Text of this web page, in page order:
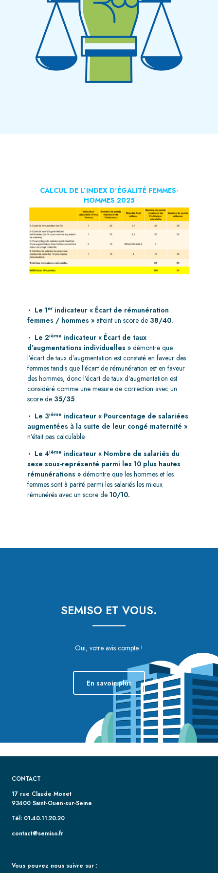
CALCUL DE L’INDEX D’ÉGALITÉ FEMMES-
HOMMES 2025
Le 1erindicateur « Écart de rémunération
femmes / hommes » atteint un score de 38/40.
Le 2ièmeindicateur « Écart de taux
d’augmentations individuelles » démontre que
l’écart de taux d’augmentation est constaté en faveur des
femmes tandis que l’écart de rémunération est en faveur
des hommes, donc l’écart de taux d’augmentation est
considéré comme une mesure de correction avec un
score de 35/35.
Le 3ièmeindicateur « Pourcentage de salariées
augmentées à la suite de leur congé maternité »
n’était pas calculable.
Le 4ièmeindicateur « Nombre de salariés du
sexe sous-représenté parmi les 10 plus hautes
rémunérations » démontre que les hommes et les
femmes sont à parité parmi les salariés les mieux
rémunérés avec un score de 10/10.
SEMISO ET VOUS.
Oui, votre avis compte !
En savoir plus
CONTACT
17 rue Claude Monet
93400 Saint-Ouen-sur-Seine
Tél: 01.40.11.20.20
contact@semiso.fr
Vous pouvez nous suivre sur :